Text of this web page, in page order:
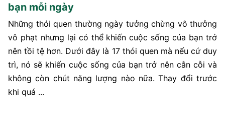
bạn mỗi ngày
Những thói quen thường ngày tưởng chừng vô thưởng
vô phạt nhưng lại có thể khiến cuộc sống của bạn trở
nên tồi tệ hơn. Dưới đây là 17 thói quen mà nếu cứ duy
trì, nó sẽ khiến cuộc sống của bạn trở nên cằn cỗi và
không còn chút năng lượng nào nữa. Thay đổi trước
khi quá ...